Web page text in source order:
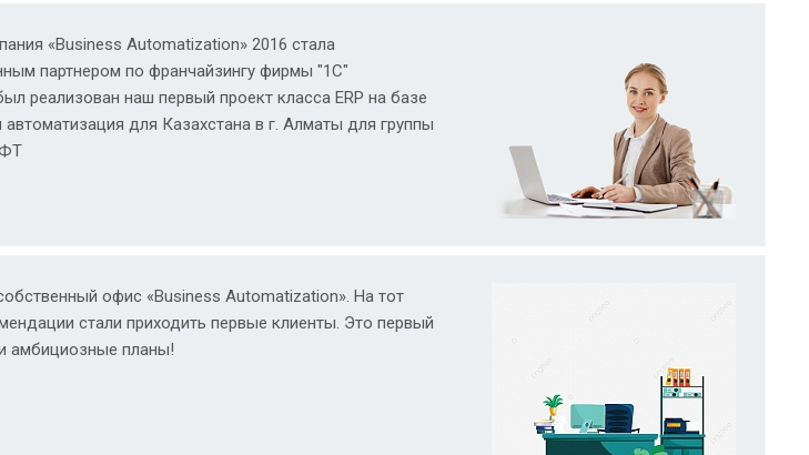
«Business Automatization» 2016 cтала
партнером по франчайзингу фирмы "1С"
реализован наш первый проект класса ERP на базе
автоматизация для Казахстана в г. Алматы для группы
офис «Business Automatization». На тот
стали приходить первые клиенты. Это первый
амбициозные планы!